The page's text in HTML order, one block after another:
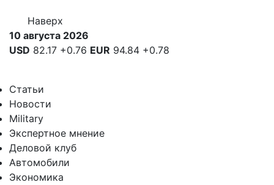
Наверх
10 августа 2026
USD 82.17 +0.76 EUR 94.84 +0.78
Статьи
Новости
Military
Экспертное мнение
Деловой клуб
Автомобили
Экономика